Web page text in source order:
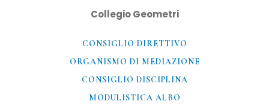
Collegio Geometri
CONSIGLIO DIRETTIVO
ORGANISMO DI MEDIAZIONE
CONSIGLIO DISCIPLINA
MODULISTICA ALBO